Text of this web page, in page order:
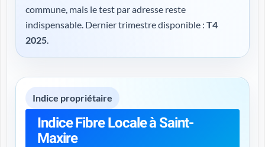
commune, mais le test par adresse reste
indispensable. Dernier trimestre disponible : T4
2025.
Indice propriétaire
Indice Fibre Locale à Saint-
Maxire